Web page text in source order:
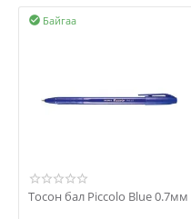
Байгаа

Тосон бал Piccolo Blue 0.7мм